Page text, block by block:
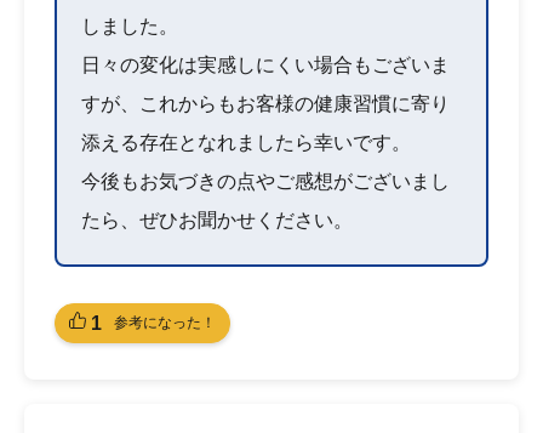
しました。
日々の変化は実感しにくい場合もございま
すが、これからもお客様の健康習慣に寄り
添える存在となれましたら幸いです。
今後もお気づきの点やご感想がございまし
たら、ぜひお聞かせください。
1 参考になった！